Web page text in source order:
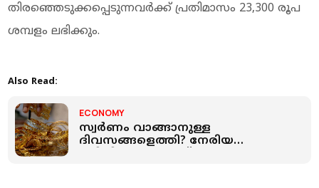
തിരഞ്ഞെടുക്കപ്പെടുന്നവർക്ക് പ്രതിമാസം 23,300 രൂപ
ശമ്പളം ലഭിക്കും.
Also Read:
ECONOMY
സ്വർണം വാങ്ങാനുള്ള
ദിവസങ്ങളെത്തി? നേരിയ